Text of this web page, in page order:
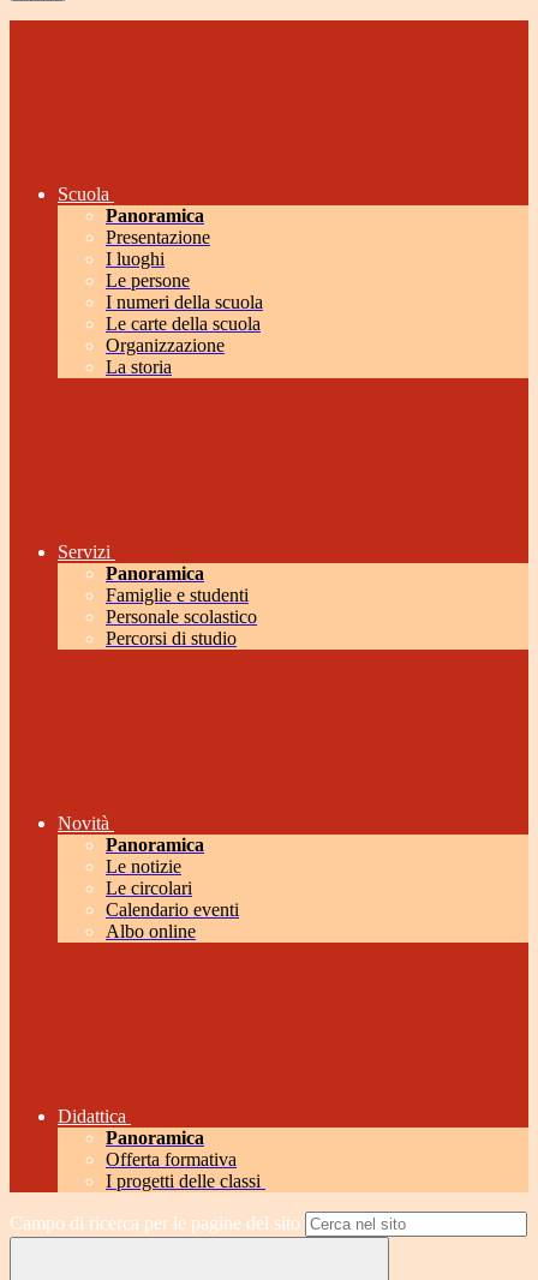
Scuola
Panoramica
Presentazione
I luoghi
Le persone
I numeri della scuola
Le carte della scuola
Organizzazione
La storia
Servizi
Panoramica
Famiglie e studenti
Personale scolastico
Percorsi di studio
Novità
Panoramica
Le notizie
Le circolari
Calendario eventi
Albo online
Didattica
Panoramica
Offerta formativa
I progetti delle classi
Campo di ricerca per le pagine del sito